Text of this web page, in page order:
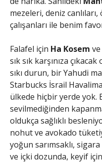
mezeleri, deniz
çalışanları ile benim
Falafel için Ha Kosem ve
sık sık karşınıza çıkacak
sıkı durun, bir Yahudi
Starbucks İsrail
ülkede hiçbir yerde yok.
sevilmediğinden
oldukça sağlıklı
nohut ve avokado
yoğun sarımsaklı,
ve içki dozunda, keyif